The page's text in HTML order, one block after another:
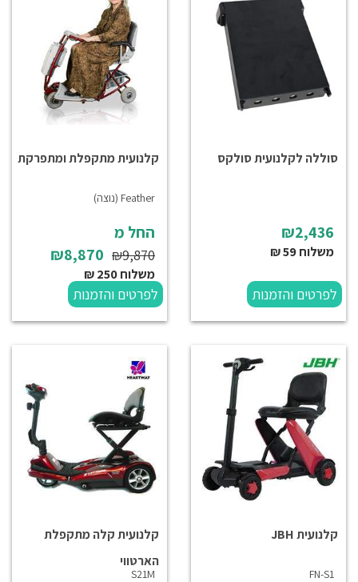
סוללה לקלנועית סולקס
₪2,436
משלוח 59 ₪
לפרטים והזמנות
קלנועית מתקפלת ומתפרקת
Feather (נוצה)
החל מ
₪8,870 ₪9,870
משלוח 250 ₪
לפרטים והזמנות
קלנועית JBH
FN-S1
קלנועית קלה מתקפלת
הארטווי
S21M